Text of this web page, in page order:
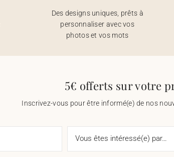
Des designs uniques, prêts à
personnaliser avec vos
photos et vos mots
5€ offerts sur votre
Inscrivez-vous pour être informé(e) de nos